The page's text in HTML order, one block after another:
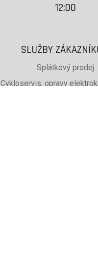
12:00
SLUŽBY
Splátkový prodej
Cykloservis, opravy